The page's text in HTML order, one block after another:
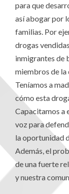
para que
así abogar por
familias. Por
drogas
inmigrantes de
miembros de la
Teníamos a
cómo esta
Capacitamos a
voz para
la oportunidad
Además, el
de una fuerte
y nuestra